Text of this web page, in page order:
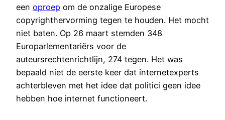
een oproep om de onzalige Europese
copyrighthervorming tegen te houden. Het mocht
niet baten. Op 26 maart stemden 348
Europarlementariërs voor de
auteursrechtenrichtlijn, 274 tegen. Het was
bepaald niet de eerste keer dat internetexperts
achterbleven met het idee dat politici geen idee
hebben hoe internet functioneert.